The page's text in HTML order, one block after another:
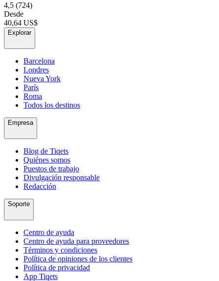
4,5 (724)
Desde
40,64 US$
Explorar
Barcelona
Londres
Nueva York
París
Roma
Todos los destinos
Empresa
Blog de Tiqets
Quiénes somos
Puestos de trabajo
Divulgación responsable
Redacción
Soporte
Centro de ayuda
Centro de ayuda para proveedores
Términos y condiciones
Política de opiniones de los clientes
Política de privacidad
App Tiqets